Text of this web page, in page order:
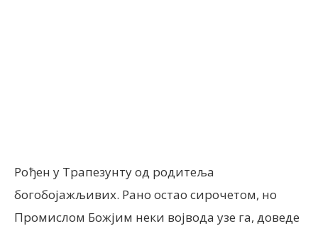
Рођен у Трапезунту од родитеља
богобојажљивих. Рано остао сирочетом, но
Промислом Божјим неки војвода узе га, доведе